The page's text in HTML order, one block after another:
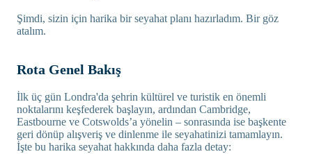
Şimdi, sizin için harika bir seyahat planı hazırladım. Bir göz
atalım.
Rota Genel Bakış
İlk üç gün Londra'da şehrin kültürel ve turistik en önemli
noktalarını keşfederek başlayın, ardından Cambridge,
Eastbourne ve Cotswolds’a yönelin – sonrasında ise başkente
geri dönüp alışveriş ve dinlenme ile seyahatinizi tamamlayın.
İşte bu harika seyahat hakkında daha fazla detay: